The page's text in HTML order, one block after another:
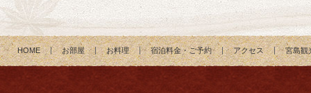
HOME お部屋 お料理 宿泊料金・ご予約 アクセス 宮島観